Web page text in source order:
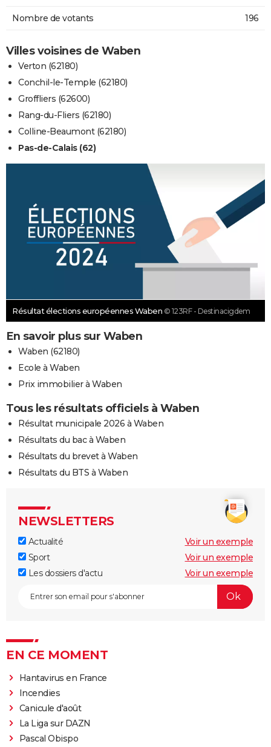
Nombre de votants 196
Villes voisines de Waben
Verton (62180)
Conchil-le-Temple (62180)
Groffliers (62600)
Rang-du-Fliers (62180)
Colline-Beaumont (62180)
Pas-de-Calais (62)
Résultat élections européennes Waben © 123RF - Destinacigdem
En savoir plus sur Waben
Waben (62180)
Ecole à Waben
Prix immobilier à Waben
Tous les résultats officiels à Waben
Résultat municipale 2026 à Waben
Résultats du bac à Waben
Résultats du brevet à Waben
Résultats du BTS à Waben
NEWSLETTERS
Actualité
Voir un exemple
Sport
Voir un exemple
Les dossiers d'actu
Voir un exemple
EN CE MOMENT
Hantavirus en France
Incendies
Canicule d'août
La Liga sur DAZN
Pascal Obispo